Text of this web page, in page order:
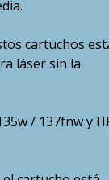
cartuchos
láser sin la
/ 137fnw y